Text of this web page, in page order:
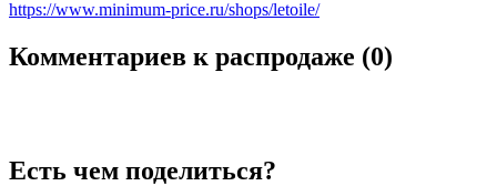
https://www.minimum-price.ru/shops/letoile/
Комментариев к распродаже (0)
Есть чем поделиться?